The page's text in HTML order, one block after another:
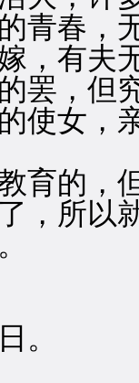
青春，
，有夫
罢，但
使女，
的，但
，所以
。